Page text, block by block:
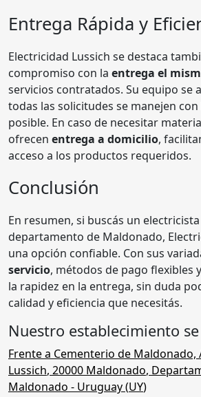
Entrega Rápida y
Electricidad Lussich se destaca
compromiso con la entrega el
servicios contratados. Su equipo se
todas las solicitudes se manejen
posible. En caso de necesitar
ofrecen entrega a domicilio,
acceso a los productos requeridos.
Conclusión
En resumen, si buscás un
departamento de Maldonado,
una opción confiable. Con sus
servicio, métodos de pago flexibles
la rapidez en la entrega, sin duda
calidad y eficiencia que necesitás.
Nuestro establecimiento
Frente a Cementerio de Maldonado,
Lussich, 20000 Maldonado,
Maldonado - Uruguay (UY)